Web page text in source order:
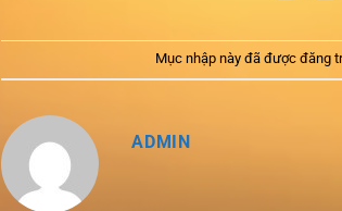
Mục nhập này đã được đăng
ADMIN